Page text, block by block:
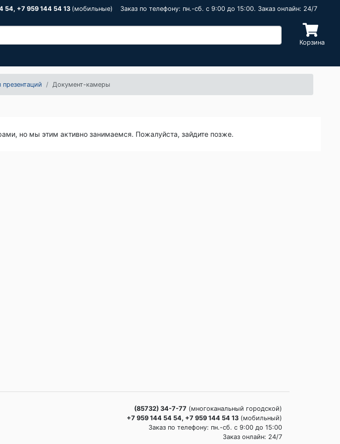
54, +7 959 144 54 13 (мобильные) Заказ по телефону: пн.-сб. c 9:00 до 15:00. Заказ онлайн: 24/7
Корзина
Документ-камеры
но мы этим активно занимаемся. Пожалуйста, зайдите позже.
(85732) 34-7-77 (многоканальный городской)
+7 959 144 54 54, +7 959 144 54 13 (мобильный)
Заказ по телефону: пн.-сб. c 9:00 до 15:00
Заказ онлайн: 24/7